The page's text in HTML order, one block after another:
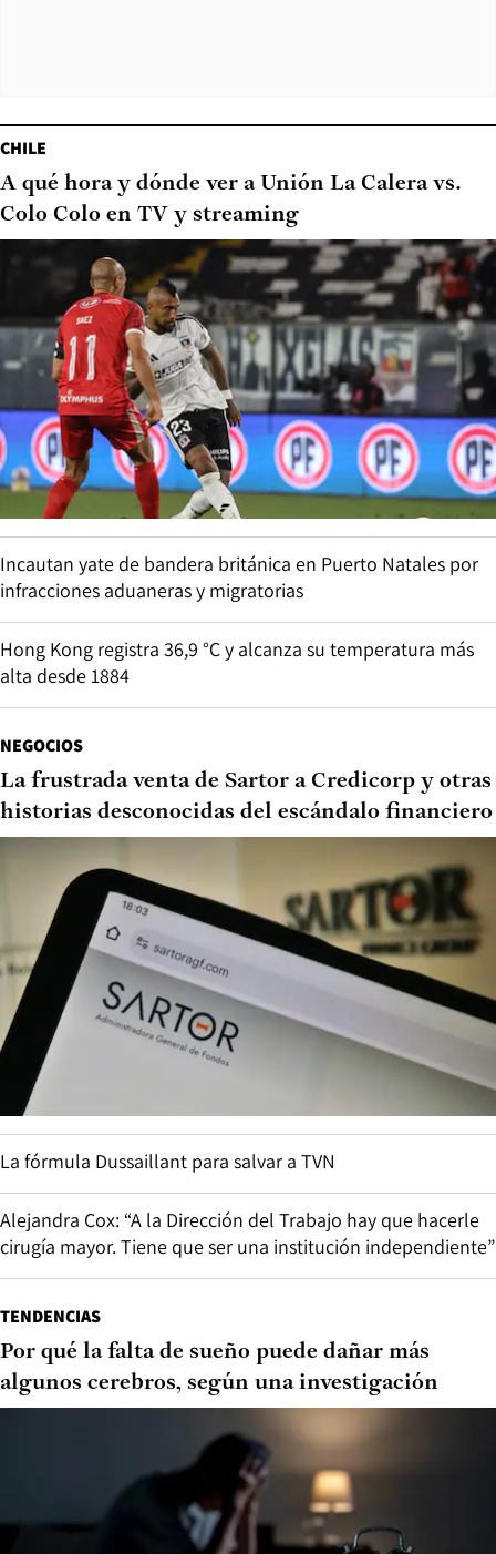
CHILE
A qué hora y dónde ver a Unión La Calera vs.
Colo Colo en TV y streaming
Incautan yate de bandera británica en Puerto Natales por
infracciones aduaneras y migratorias
Hong Kong registra 36,9 °C y alcanza su temperatura más
alta desde 1884
NEGOCIOS
La frustrada venta de Sartor a Credicorp y otras
historias desconocidas del escándalo financiero
La fórmula Dussaillant para salvar a TVN
Alejandra Cox: “A la Dirección del Trabajo hay que hacerle
cirugía mayor. Tiene que ser una institución independiente”
TENDENCIAS
Por qué la falta de sueño puede dañar más
algunos cerebros, según una investigación